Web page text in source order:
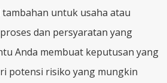
untuk usaha atau
dan persyaratan yang
Anda membuat keputusan yang
potensi risiko yang mungkin